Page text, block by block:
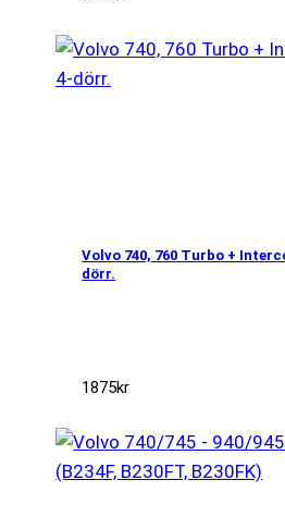
Volvo 740, 760 Turbo +
dörr.
1875kr